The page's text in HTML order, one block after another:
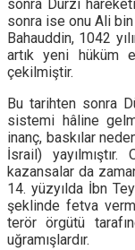
sonra Dürzi
sonra ise onu Ali
Bahauddin, 1042
artık yeni hüküm
çekilmiştir.
Bu tarihten sonra
sistemi hâline
inanç, baskılar
İsrail)
kazansalar da
14. yüzyılda İbn
şeklinde fetva
terör örgütü
uğramışlardır.